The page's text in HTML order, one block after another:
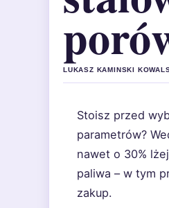
LUKASZ KAMINSKI
Stoisz przed
parametrów?
nawet o 30%
paliwa – w tym
zakup.